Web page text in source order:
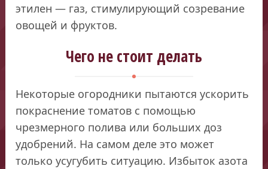
этилен — газ, стимулирующий созревание
овощей и фруктов.
Чего не стоит делать
Некоторые огородники пытаются ускорить
покраснение томатов с помощью
чрезмерного полива или больших доз
удобрений. На самом деле это может
только усугубить ситуацию. Избыток азота